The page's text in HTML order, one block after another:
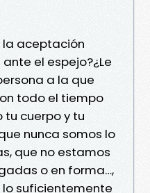
aceptación
el espejo?¿Le
a la que
todo el tiempo
cuerpo y tu
nunca somos lo
que no estamos
o en forma…,
suficientemente